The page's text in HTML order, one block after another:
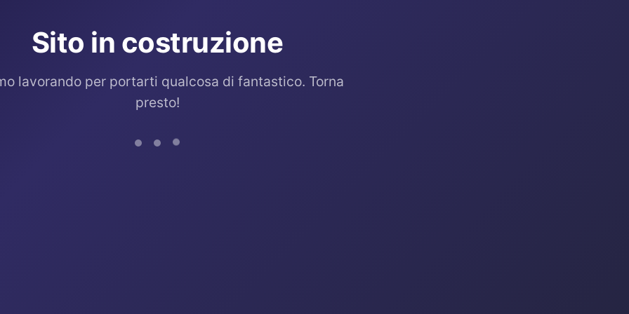
Sito in costruzione
lavorando per portarti qualcosa di fantastico. Torna
presto!